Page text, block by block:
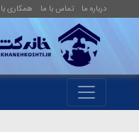
درباره ما تماس با ما همکاری